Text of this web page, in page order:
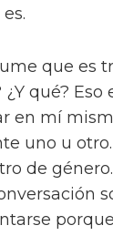
que es
qué? Eso
en mí
uno u
de